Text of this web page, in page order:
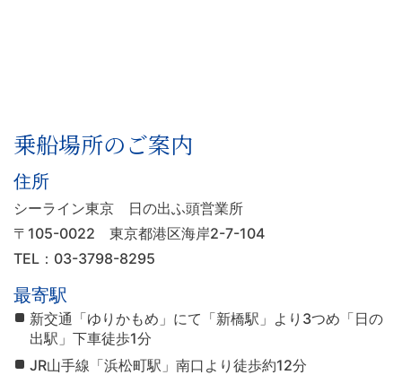
乗船場所のご案内
住所
シーライン東京 日の出ふ頭営業所
〒105-0022 東京都港区海岸2-7-104
TEL：03-3798-8295
最寄駅
新交通「ゆりかもめ」にて「新橋駅」より3つめ「日の
出駅」下車徒歩1分
JR山手線「浜松町駅」南口より徒歩約12分